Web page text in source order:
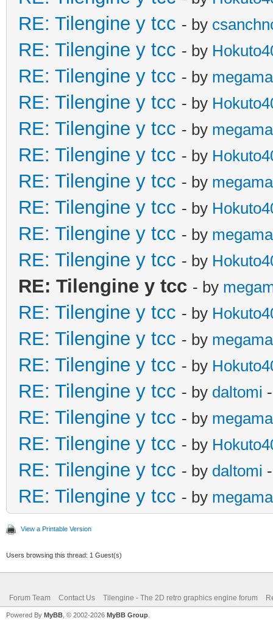
RE: Tilengine y tcc - by
RE: Tilengine y tcc - by
RE: Tilengine y tcc - by
RE: Tilengine y tcc - by
RE: Tilengine y tcc - by
RE: Tilengine y tcc - by
RE: Tilengine y tcc - by
RE: Tilengine y tcc - by
RE: Tilengine y tcc - by
RE: Tilengine y tcc - by
RE: Tilengine y tcc - by
RE: Tilengine y tcc - by
RE: Tilengine y tcc - by
RE: Tilengine y tcc - by
RE: Tilengine y tcc - by daltomi
RE: Tilengine y tcc - by
RE: Tilengine y tcc - by
RE: Tilengine y tcc - by daltomi
RE: Tilengine y tcc - by
View a Printable Version
Users browsing this thread: 1 Guest(s)
Forum Team Contact Us Tilengine - The 2D retro graphics engine forum
Powered By MyBB , © 2002-2026 MyBB Group